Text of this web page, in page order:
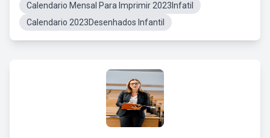
Calendario Mensal Para Imprimir 2023Infatil
Calendario 2023Desenhados Infantil